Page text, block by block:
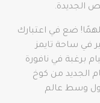
الجديدة.
ضع في اعتبارك
في ساحة تايمز
برغبة في نافورة
الجديد من كوخ
وسط عالم